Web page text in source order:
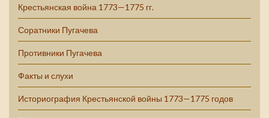
Крестьянская война 1773—1775 гг.
Соратники Пугачева
Противники Пугачева
Факты и слухи
Историография Крестьянской войны 1773—1775 годов